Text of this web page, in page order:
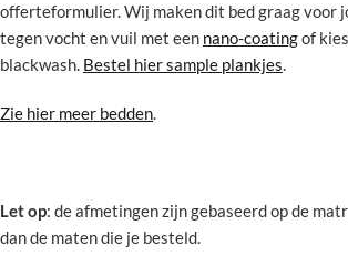
offerteformulier. Wij maken dit bed graag voor
tegen vocht en vuil met een nano-coatingof
blackwash. Bestel hier sample plankjes.
Zie hier meer bedden.
Let op: de afmetingen zijn gebaseerd op de
dan de maten die je besteld.